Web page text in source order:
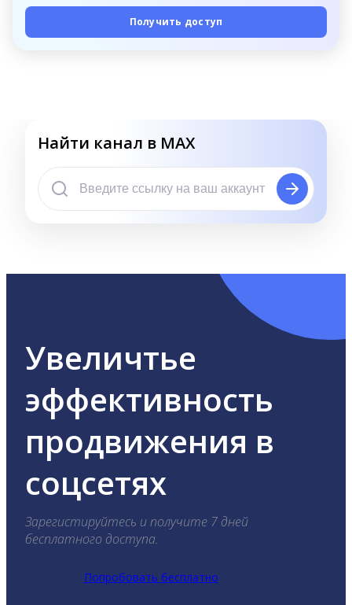
Получить доступ
Найти канал в MAX
Увеличтье
эффективность
продвижения в
соцсетях
Зарегистируйтесь и получите 7 дней
бесплатного доступа.
Попробовать бесплатно